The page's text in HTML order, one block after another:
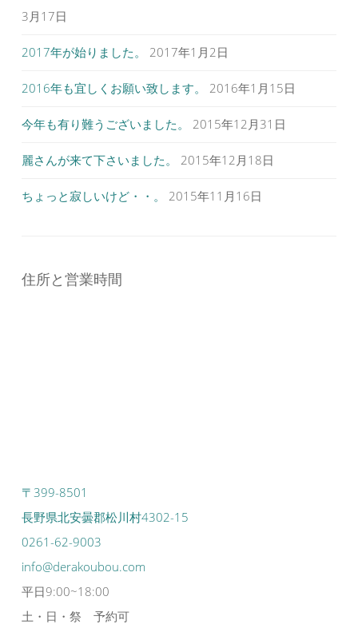
3月17日
2017年が始りました。 2017年1月2日
2016年も宜しくお願い致します。 2016年1月15日
今年も有り難うございました。 2015年12月31日
麗さんが来て下さいました。 2015年12月18日
ちょっと寂しいけど・・。 2015年11月16日
住所と営業時間
〒399-8501
長野県北安曇郡松川村4302-15
0261-62-9003
info@derakoubou.com
平日9:00~18:00
土・日・祭 予約可